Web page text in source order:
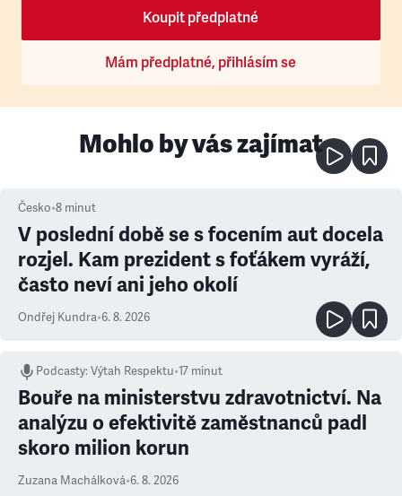
Koupit předplatné
Mám předplatné, přihlásím se
Mohlo by vás zajímat
Česko•8 minut
V poslední době se s focením aut docela
rozjel. Kam prezident s foťákem vyráží,
často neví ani jeho okolí
Ondřej Kundra•6. 8. 2026
Podcasty:Výtah Respektu•17 minut
Bouře na ministerstvu zdravotnictví. Na
analýzu o efektivitě zaměstnanců padl
skoro milion korun
Zuzana Machálková•6. 8. 2026